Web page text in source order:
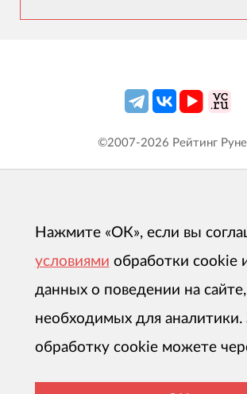
©2007-2026 Рейтинг
Нажмите «ОК», если вы
условиями обработки cookie
данных о поведении на сайте,
необходимых для аналитики.
обработку cookie можете